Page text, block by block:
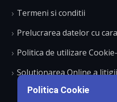
Termeni si conditii
Prelucrarea datelor cu
Politica de utilizare
Solutionarea Online a
Politica Cookie